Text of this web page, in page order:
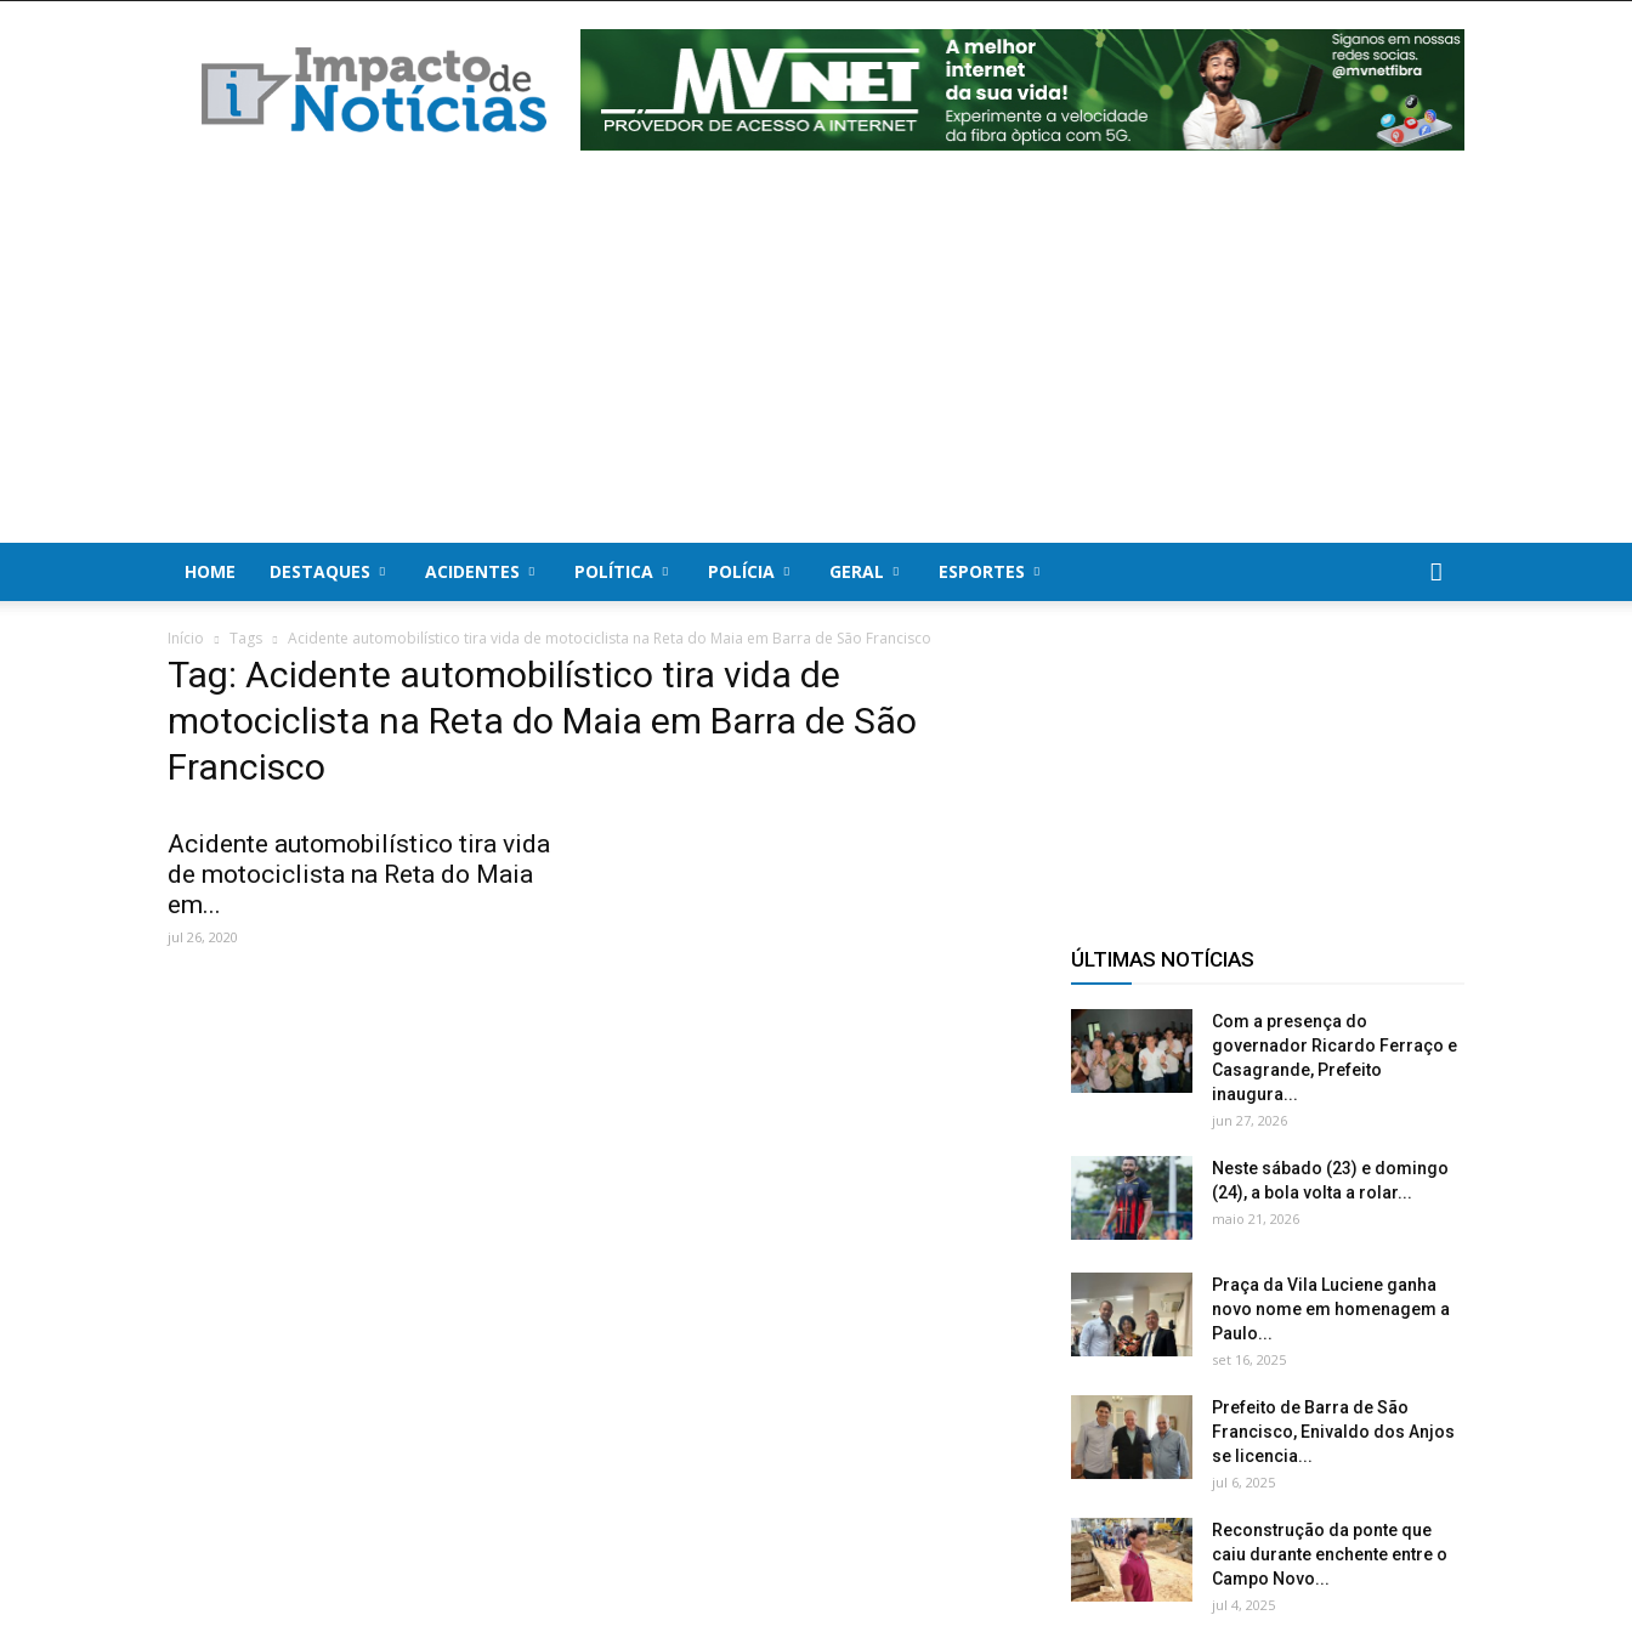
de
Notícias
HOME DESTAQUES ACIDENTES POLÍTICA POLÍCIA GERAL ESPORTES
Início Tags Acidente automobilístico tira vida de motociclista na Reta do Maia em Barra de São Francisco
Tag: Acidente automobilístico tira vida de
motociclista na Reta do Maia em Barra de São
Francisco
Acidente automobilístico tira vida
de motociclista na Reta do Maia
em...
jul 26, 2020
ÚLTIMAS NOTÍCIAS
Com a presença do
governador Ricardo Ferraço e
Casagrande, Prefeito
inaugura...
jun 27, 2026
Neste sábado (23) e domingo
(24), a bola volta a rolar...
maio 21, 2026
Praça da Vila Luciene ganha
novo nome em homenagem a
Paulo...
set 16, 2025
Prefeito de Barra de São
Francisco, Enivaldo dos Anjos
se licencia...
jul 6, 2025
Reconstrução da ponte que
caiu durante enchente entre o
Campo Novo...
jul 4, 2025